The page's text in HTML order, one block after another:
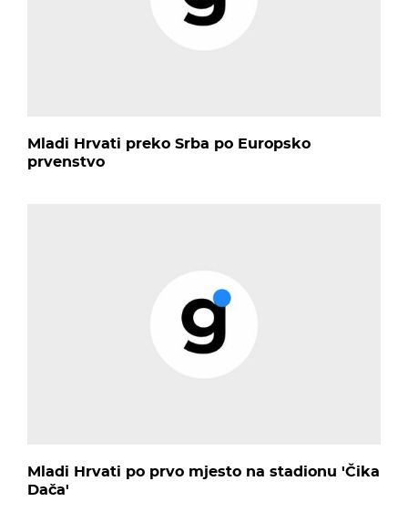
Mladi Hrvati preko Srba po Europsko
prvenstvo
Mladi Hrvati po prvo mjesto na stadionu 'Čika
Dača'